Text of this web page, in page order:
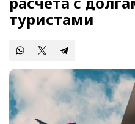
туристами